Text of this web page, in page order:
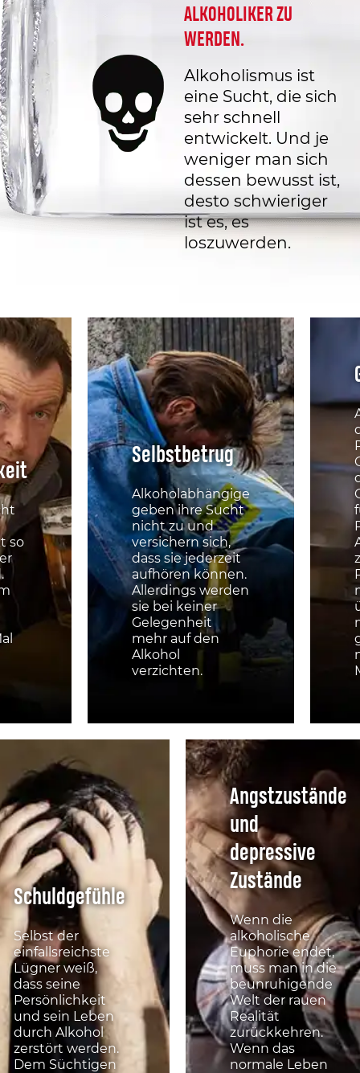
ALKOHOLIKER ZU
WERDEN.
Alkoholismus ist
eine Sucht, die sich
sehr schnell
entwickelt. Und je
weniger man sich
dessen bewusst ist,
desto schwieriger
ist es, es
loszuwerden.
so
Selbstbetrug
Alkoholabhängige
geben ihre Sucht
nicht zu und
versichern sich,
dass sie jederzeit
aufhören können.
Allerdings werden
sie bei keiner
Gelegenheit
mehr auf den
Alkohol
verzichten.
Schuldgefühle
Selbst der
einfallsreichste
Lügner weiß,
dass seine
Persönlichkeit
und sein Leben
durch Alkohol
zerstört werden.
Dem Süchtigen
Angstzustände
und
depressive
Zustände
Wenn die
alkoholische
Euphorie endet,
muss man in die
beunruhigende
Welt der rauen
Realität
zurückkehren.
Wenn das
normale Leben